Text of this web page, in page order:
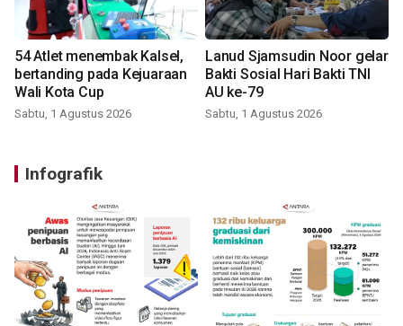
54 Atlet menembak Kalsel,
bertanding pada Kejuaraan
Wali Kota Cup
Sabtu, 1 Agustus 2026
Lanud Sjamsudin Noor gelar
Bakti Sosial Hari Bakti TNI
AU ke-79
Sabtu, 1 Agustus 2026
Infografik